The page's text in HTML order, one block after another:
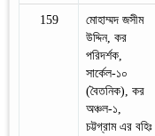
159
মোহাম্মদ জসীম
উদ্দিন, কর
পরিদর্শক,
সার্কেল-১০
(বৈতনিক), কর
অঞ্চল-১,
চট্টগ্রাম এর বহিঃ